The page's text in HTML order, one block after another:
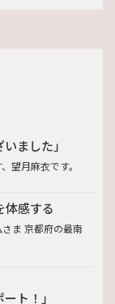
ました」
望月麻衣です。
体感する
ま 京都府の最南
ト！」